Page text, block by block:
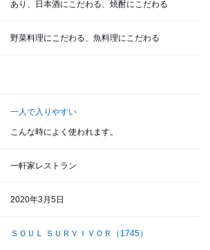
あり、日本酒にこだわる、焼酎にこだわる
野菜料理にこだわる、魚料理にこだわる
一人で入りやすい
こんな時によく使われます。
一軒家レストラン
2020年3月5日
ＳＯＵＬ ＳＵＲＶＩＶＯＲ （1745）